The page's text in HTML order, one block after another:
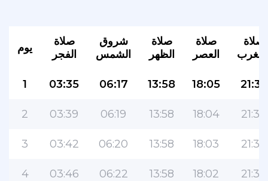
يوم
صلاة
الفجر
شروق
الشمس
صلاة
الظهر
صلاة
العصر
صلاة
1 03:35 06:17 13:58 18:05 21:35
2 03:39 06:19 13:58 18:04 21:34
3 03:42 06:20 13:58 18:03 21:32
4 03:46 06:22 13:58 18:02 21:30